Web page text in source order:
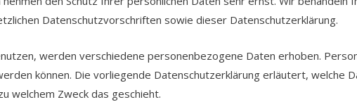
Datenschutzvorschriften sowie dieser Datenschutzerklärung.
werden verschiedene personenbezogene Daten erhoben.
können. Die vorliegende Datenschutzerklärung erläutert, welche
welchem Zweck das geschieht.